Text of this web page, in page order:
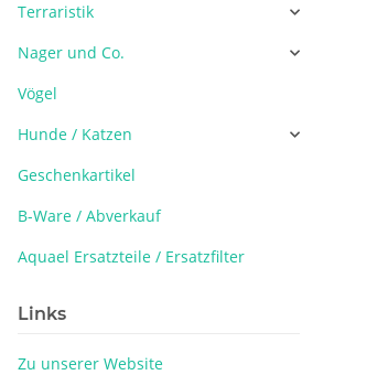
Terraristik
Nager und Co.
Vögel
Hunde / Katzen
Geschenkartikel
B-Ware / Abverkauf
Aquael Ersatzteile / Ersatzfilter
Links
Zu unserer Website